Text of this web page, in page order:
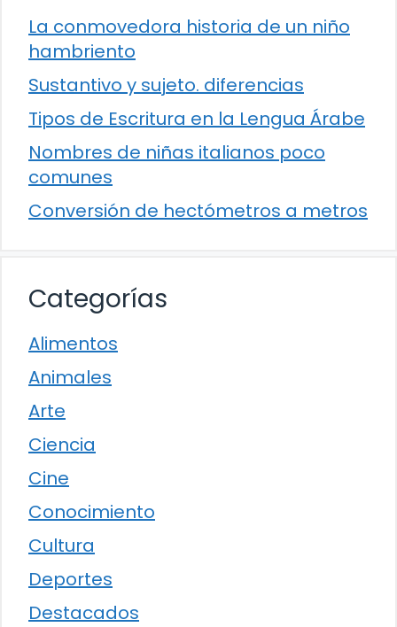
La conmovedora historia de un niño
hambriento
Sustantivo y sujeto. diferencias
Tipos de Escritura en la Lengua Árabe
Nombres de niñas italianos poco
comunes
Conversión de hectómetros a metros
Categorías
Alimentos
Animales
Arte
Ciencia
Cine
Conocimiento
Cultura
Deportes
Destacados